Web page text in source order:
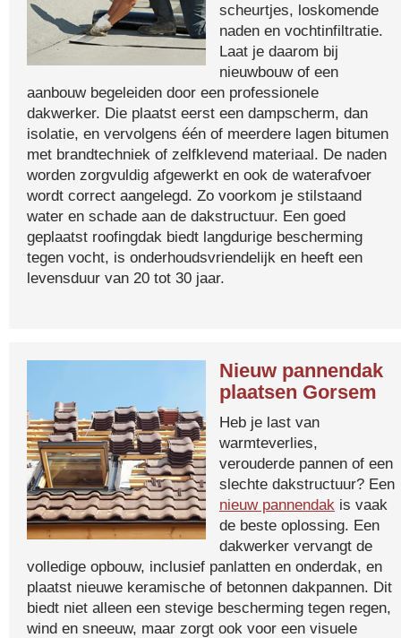
scheurtjes, loskomende
naden en vochtinfiltratie.
Laat je daarom bij
nieuwbouw of een
aanbouw begeleiden door een professionele
dakwerker. Die plaatst eerst een dampscherm, dan
isolatie, en vervolgens één of meerdere lagen bitumen
met brandtechniek of zelfklevend materiaal. De naden
worden zorgvuldig afgewerkt en ook de waterafvoer
wordt correct aangelegd. Zo voorkom je stilstaand
water en schade aan de dakstructuur. Een goed
geplaatst roofingdak biedt langdurige bescherming
tegen vocht, is onderhoudsvriendelijk en heeft een
levensduur van 20 tot 30 jaar.
Nieuw pannendak
plaatsen Gorsem
Heb je last van
warmteverlies,
verouderde pannen of een
slechte dakstructuur? Een
nieuw pannendak is vaak
de beste oplossing. Een
dakwerker vervangt de
volledige opbouw, inclusief panlatten en onderdak, en
plaatst nieuwe keramische of betonnen dakpannen. Dit
biedt niet alleen een stevige bescherming tegen regen,
wind en sneeuw, maar zorgt ook voor een visuele